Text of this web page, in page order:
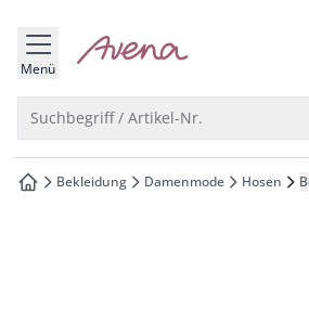
springen
springen
springen
springen
Menü zur Startseite
Suchbegriff / Artikel-Nr.
zur Startseite
Bekleidung Damenmode Hosen